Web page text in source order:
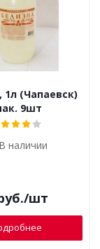
1л (Чапаевск)
9шт
В наличии
/шт